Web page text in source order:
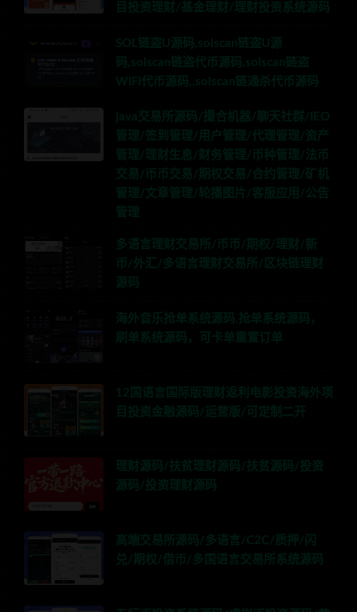
目投资理财/基金理财/理财投资系统源码
SOL链盗U源码,solscan链盗U源
码,solscan链盗代币源码,solscan链盗
WIFI代币源码,,solscan链通杀代币源码
java交易所源码/撮合机器/聊天社群/IEO
管理/签到管理/用户管理/代理管理/资产
管理/理财生息/财务管理/币种管理/法币
交易/币币交易/期权交易/合约管理/矿机
管理/文章管理/轮播图片/客服应用/公告
管理
多语言理财交易所/币币/期权/理财/新
币/外汇/多语言理财交易所/区块链理财
源码
海外音乐抢单系统源码,抢单系统源码，
刷单系统源码，可卡单重置订单
12国语言国际版理财返利电影投资海外项
目投资金融源码/运营版/可定制二开
理财源码/扶贫理财源码/扶贫源码/投资
源码/投资理财源码
高端交易所源码/多语言/C2C/质押/闪
兑/期权/借币/多国语言交易所系统源码